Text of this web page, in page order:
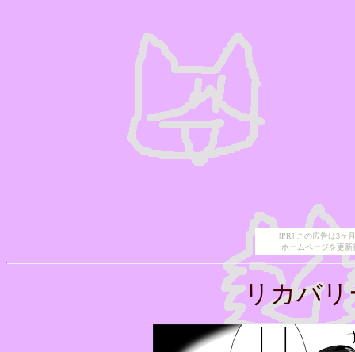
[PR] この広告は3ヶ
ホームページを更
リカバリ